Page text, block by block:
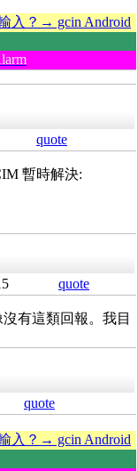
入？→ gcin Android
quote
暫時解決:
quote
沒有這類回報。我目
quote
入？→ gcin Android